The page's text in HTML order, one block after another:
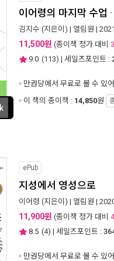
이어령의 마지막 수업 -
김지수 (지은이) | 열림원 |
11,500원 (종이책 정가 대비
9.0 (113) | 세일즈포인트 :
만권당에서 무료로 볼 수 있
이 책의 종이책 : 14,850원
ePub
지성에서 영성으로
이어령 (지은이) | 열림원 |
11,900원 (종이책 정가 대비
8.5 (4) | 세일즈포인트 :
만권당에서 무료로 볼 수 있